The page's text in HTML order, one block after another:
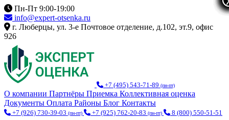
Пн-Пт 9:00-19:00
info@expert-otsenka.ru
г. Люберцы, ул. 3-е Почтовое отделение, д.102, эт.9, офис
926
+7 (495) 543-71-89 (пн-пт)
О компании Партнёры Приемка Коллективная оценка
Документы Оплата Районы Блог Контакты
+7 (926) 730-39-03 (пн-пт) +7 (925) 762-20-83 (пн-пт) 8 (800) 550-51-51